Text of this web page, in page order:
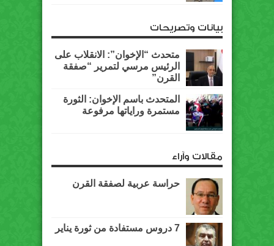
بيانات وتصريحات
متحدث “الإخوان”: الانقلاب على
الرئيس مرسي لتمرير “صفقة
القرن”
المتحدث باسم الإخوان: الثورة
مستمرة وراياتها مرفوعة
مقالات وآراء
حراسة عربية لصفقة القرن
7 دروس مستفادة من ثورة يناير